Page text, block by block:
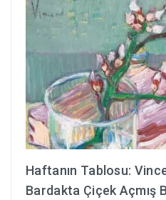
Haftanın Tablosu:
Bardakta Çiçek Açmış